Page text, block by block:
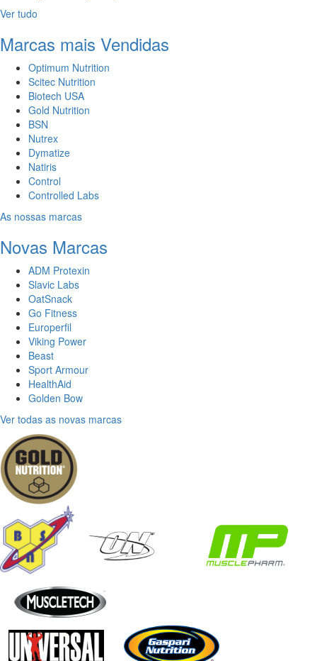
Ver tudo
Marcas mais Vendidas
Optimum Nutrition
Scitec Nutrition
Biotech USA
Gold Nutrition
BSN
Nutrex
Dymatize
Natiris
Control
Controlled Labs
As nossas marcas
Novas Marcas
ADM Protexin
Slavic Labs
OatSnack
Go Fitness
Europerfil
Viking Power
Beast
Sport Armour
HealthAid
Golden Bow
Ver todas as novas marcas